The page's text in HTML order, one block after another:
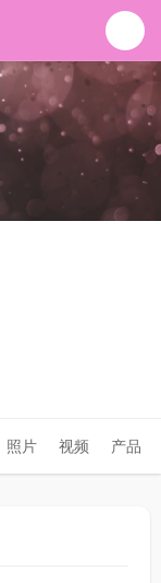
照片 视频 产品